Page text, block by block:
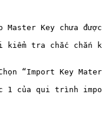
Key chưa
tra chắc
“Import Key
1 của qui trình